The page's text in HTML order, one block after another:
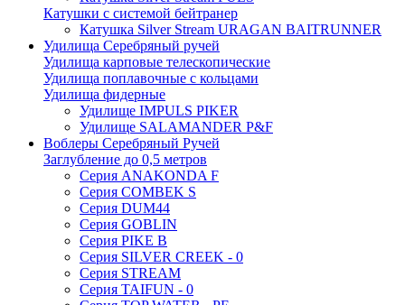
Катушки с системой бейтранер
Катушка Silver Stream URAGAN BAITRUNNER
Удилища Серебряный ручей
Удилища карповые телескопические
Удилища поплавочные с кольцами
Удилища фидерные
Удилище IMPULS PIKER
Удилище SALAMANDER P&F
Воблеры Серебряный Ручей
Заглубление до 0,5 метров
Серия ANAKONDA F
Серия COMBEK S
Серия DUM44
Серия GOBLIN
Серия PIKE B
Серия SILVER CREEK - 0
Серия STREAM
Серия TAIFUN - 0